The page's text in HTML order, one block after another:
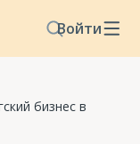
Войти
бизнес в